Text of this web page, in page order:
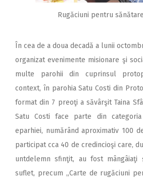
Rugăciuni pentru
În cea de a doua decadă a lunii
organizat evenimente misionare şi
multe parohii din cuprinsul
context, în parohia Satu Costi din
format din 7 preoţi a săvârşit Taina
Satu Costi face parte din
eparhiei, numărând aproximativ 100
participat cca 40 de credincioşi care,
untdelemn sfinţit, au fost
suflet, precum „Carte de rugăciuni